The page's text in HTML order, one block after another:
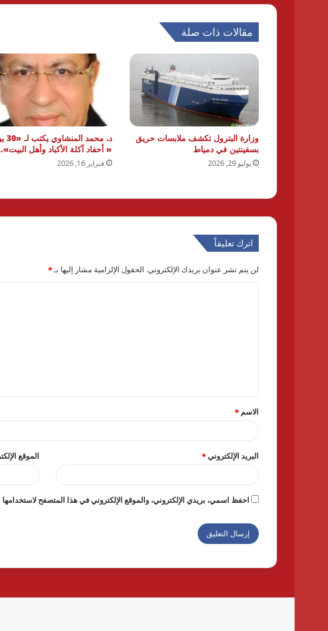
مقالات ذات صلة
وزارة البترول تكشف ملابسات حريق
بسفينتين في دمياط
يوليو 29, 2026
د. محمد
« أحفاد آكلة الأكباد وأهل
فبراير 16, 2026
اترك تعليقاً
لن يتم نشر عنوان بريدك الإلكتروني. الحقول الإلزامية مشار إليها بـ*
ق
*
الاسم *
البريد الإلكتروني* الموقع
احفظ اسمي، بريدي الإلكتروني، والموقع الإلكتروني في هذا المتصفح